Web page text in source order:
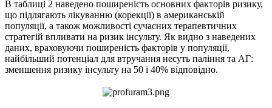
В таблиці 2 наведено поширеність основних факторів ризику,
що підлягають лікуванню (корекції) в американській
популяції, а також можливості сучасних терапевтичних
стратегій впливати на ризик інсульту. Як видно з наведених
даних, враховуючи поширеність факторів у популяції,
найбільший потенціал для втручання несуть паління та АГ:
зменшення ризику інсульту на 50 і 40% відповідно.